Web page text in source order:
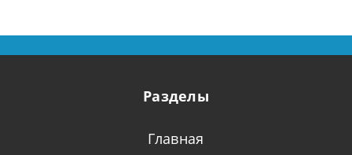
Разделы
Главная